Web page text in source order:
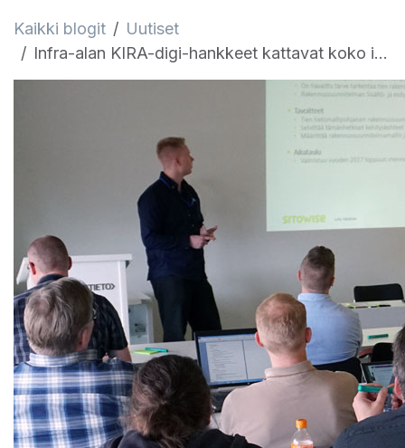
Kaikki blogit
Uutiset
Infra-alan KIRA-digi-hankkeet kattavat koko infraomaisuuden elinkaaren